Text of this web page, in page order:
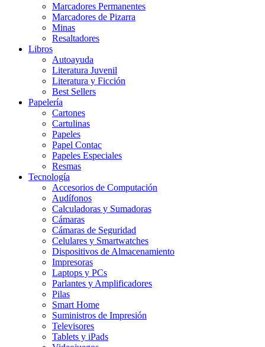
Marcadores Permanentes
Marcadores de Pizarra
Minas
Resaltadores
Libros
Autoayuda
Literatura Juvenil
Literatura y Ficción
Best Sellers
Papelería
Cartones
Cartulinas
Papeles
Papel Contac
Papeles Especiales
Resmas
Tecnología
Accesorios de Computación
Audífonos
Calculadoras y Sumadoras
Cámaras
Cámaras de Seguridad
Celulares y Smartwatches
Dispositivos de Almacenamiento
Impresoras
Laptops y PCs
Parlantes y Amplificadores
Pilas
Smart Home
Suministros de Impresión
Televisores
Tablets y iPads